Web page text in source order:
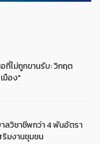
ที่ไม่ถูกขานรับ: วิกฤต
มือง"
ลวิชาชีพกว่า 4 พันอัตรา
มงานชุมชน